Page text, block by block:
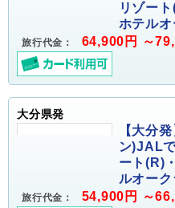
リゾー
ホテル
旅行代金： 64,900円 ～
大分県発
【大分
ン)JAL
ート(R)
ルオー
旅行代金： 54,900円 ～